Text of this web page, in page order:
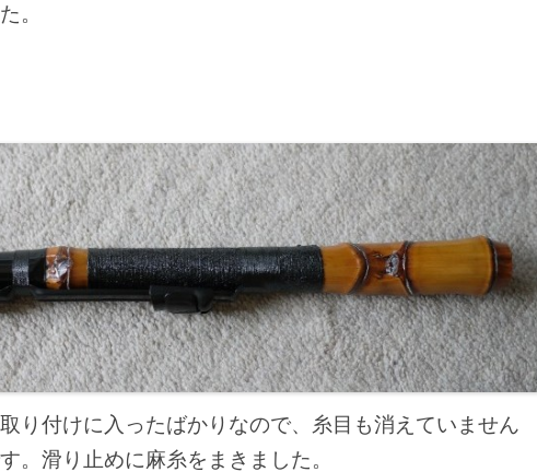
。
り付けに入ったばかりなので、糸目も消えていません
。滑り止めに麻糸をまきました。